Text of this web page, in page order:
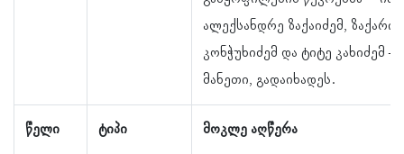
წელი ტიპი მოკლე აღწერა
ალექსანდრე ზაქაიძემ,
კონჭუხიძემ და ტიტე კახიძემ –
მანეთი, გადაიხადეს.